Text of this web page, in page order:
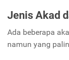
Jenis Akad
Ada beberapa
namun yang